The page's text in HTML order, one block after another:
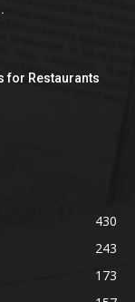
for Restaurants
430
243
173